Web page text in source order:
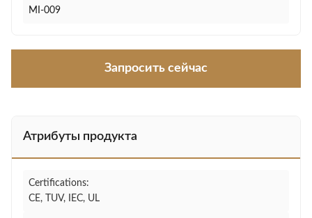
MI-009
Запросить сейчас
Атрибуты продукта
Certifications:
CE, TUV, IEC, UL